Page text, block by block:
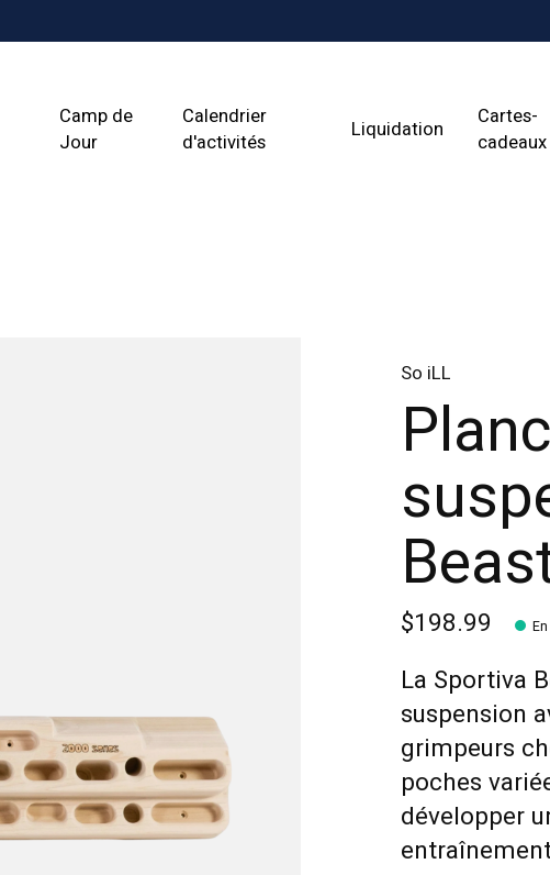
Camp de
Jour
Calendrier
d'activités
Liquidation
Cartes-
cadeaux
So iLL
$198.99
La Sportiva
suspension
grimpeurs
poches
développer